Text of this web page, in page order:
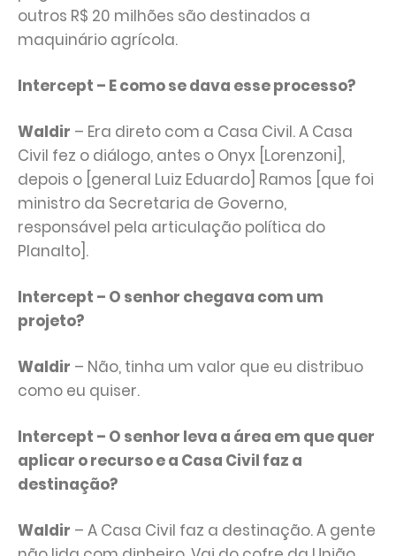
outros R$ 20 milhões são destinados a
maquinário agrícola.
Intercept – E como se dava esse processo?
Waldir – Era direto com a Casa Civil. A Casa
Civil fez o diálogo, antes o Onyx [Lorenzoni],
depois o [general Luiz Eduardo] Ramos [que foi
ministro da Secretaria de Governo,
responsável pela articulação política do
Planalto].
Intercept – O senhor chegava com um
projeto?
Waldir – Não, tinha um valor que eu distribuo
como eu quiser.
Intercept – O senhor leva a área em que quer
aplicar o recurso e a Casa Civil faz a
destinação?
Waldir – A Casa Civil faz a destinação. A gente